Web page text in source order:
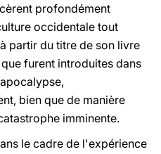
profondément
occidentale tout
partir du titre de son livre
furent introduites dans
bien que de manière
imminente.
le cadre de l'expérience